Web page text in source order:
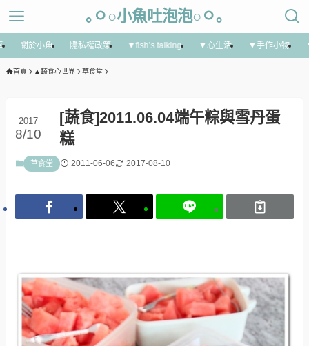
｡ㅇ○小魚吐泡泡○ㅇ｡
關於小魚 隱私權政策 ▼fish’s talking ▼心生活 ▼手作小物
首頁 ▲蔬食心世界 草食堂
[蔬食]2011.06.04端午粽與雪丹蛋
糕
2017
8/10
草食堂 2011-06-06 2017-08-10